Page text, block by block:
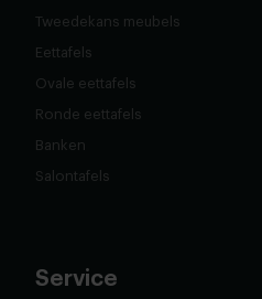
Tweedekans meubels
Eettafels
Ovale eettafels
Ronde eettafels
Banken
Salontafels
Service